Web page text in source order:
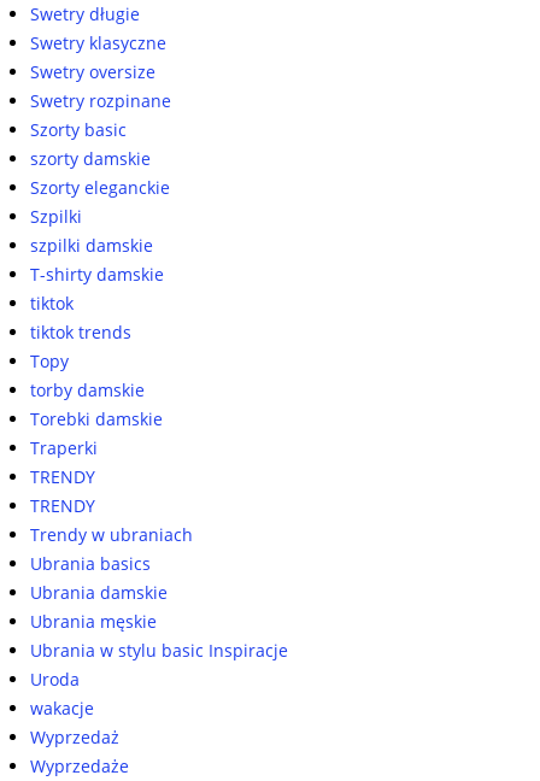
Swetry długie
Swetry klasyczne
Swetry oversize
Swetry rozpinane
Szorty basic
szorty damskie
Szorty eleganckie
Szpilki
szpilki damskie
T-shirty damskie
tiktok
tiktok trends
Topy
torby damskie
Torebki damskie
Traperki
TRENDY
TRENDY
Trendy w ubraniach
Ubrania basics
Ubrania damskie
Ubrania męskie
Ubrania w stylu basic Inspiracje
Uroda
wakacje
Wyprzedaż
Wyprzedaże